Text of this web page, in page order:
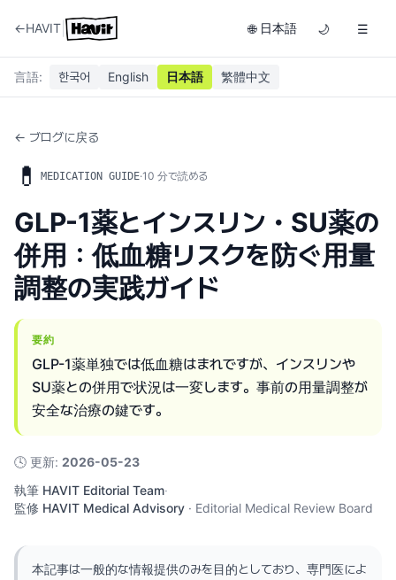
←HAVIT 🌐 日本語 🌙 ☰
言語: 한국어 English 日本語 繁體中文
← ブログに戻る
💊 MEDICATION GUIDE·10 分で読める
GLP-1薬とインスリン・SU薬の
併用：低血糖リスクを防ぐ用量
調整の実践ガイド
要約
GLP-1薬単独では低血糖はまれですが、インスリンや
SU薬との併用で状況は一変します。事前の用量調整が
安全な治療の鍵です。
🕓 更新: 2026-05-23
執筆 HAVIT Editorial Team·
監修 HAVIT Medical Advisory · Editorial Medical Review Board
本記事は一般的な情報提供のみを目的としており、専門医によ